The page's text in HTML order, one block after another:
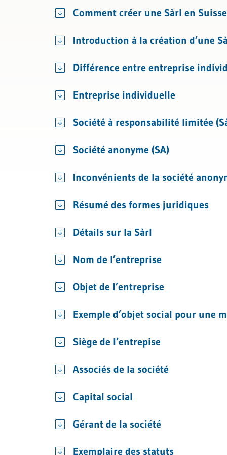
Droit général des contrats
Protection des données et droit
Comment créer une Sàrl en
Introduction à la création d’une
Différence entre entreprise
Entreprise individuelle
Société à responsabilité limitée
Société anonyme (SA)
Inconvénients de la société
Résumé des formes juridiques
Détails sur la Sàrl
Nom de l’entreprise
Objet de l’entreprise
Exemple d’objet social pour une
Siège de l’entrepise
Associés de la société
Capital social
Gérant de la société
Exemplaire des statuts